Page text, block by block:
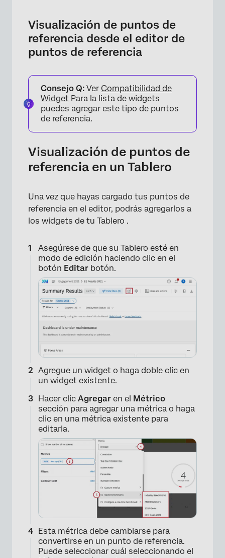
Visualización de puntos de
referencia desde el editor de
puntos de referencia
Consejo Q: Ver Compatibilidad de
Widget Para la lista de widgets
puedes agregar este tipo de puntos
de referencia.
Visualización de puntos de
referencia en un Tablero
Una vez que hayas cargado tus puntos de
referencia en el editor, podrás agregarlos a
los widgets de tu Tablero .
Asegúrese de que su Tablero esté en
modo de edición haciendo clic en el
botón Editar botón.
Agregue un widget o haga doble clic en
un widget existente.
Hacer clic Agregar en el Métrico
sección para agregar una métrica o haga
clic en una métrica existente para
editarla.
Esta métrica debe cambiarse para
convertirse en un punto de referencia.
Puede seleccionar cuál seleccionando el